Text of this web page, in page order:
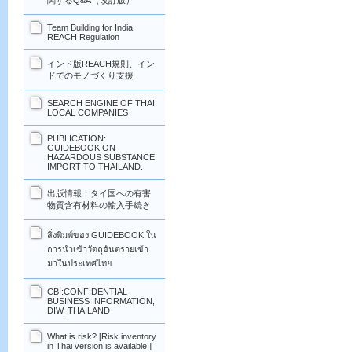
Team Building for India
REACH Regulation
インド版REACH規則、イン
ドでのモノづくり支援
SEARCH ENGINE OF THAI
LOCAL COMPANIES
PUBLICATION:
GUIDEBOOK ON
HAZARDOUS SUBSTANCE
IMPORT TO THAILAND.
出版情報：タイ国への有害
物質含有材料の輸入手続き
สิ่งพิมพ์ของ GUIDEBOOK ใน
การนำเข้าวัตถุอันตรายเข้า
มาในประเทศไทย
CBI:CONFIDENTIAL
BUSINESS INFORMATION,
DIW, THAILAND
What is risk? [Risk inventory
in Thai version is available.]